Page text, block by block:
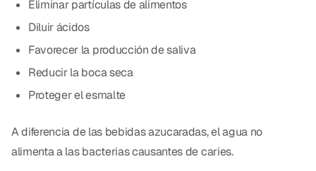
Eliminar partículas de alimentos
Diluir ácidos
Favorecer la producción de saliva
Reducir la boca seca
Proteger el esmalte
A diferencia de las bebidas azucaradas, el agua no
alimenta a las bacterias causantes de caries.